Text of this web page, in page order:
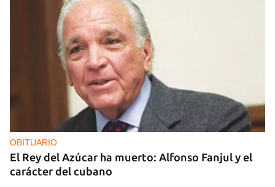
OBITUARIO
El Rey del Azúcar ha muerto: Alfonso Fanjul y el
carácter del cubano